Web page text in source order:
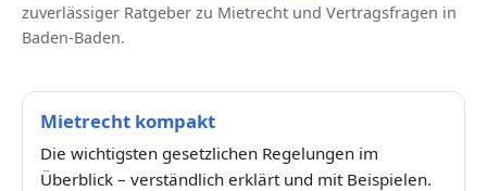
zuverlässiger Ratgeber zu Mietrecht und Vertragsfragen in
Baden-Baden.
Mietrecht kompakt
Die wichtigsten gesetzlichen Regelungen im
Überblick – verständlich erklärt und mit Beispielen.